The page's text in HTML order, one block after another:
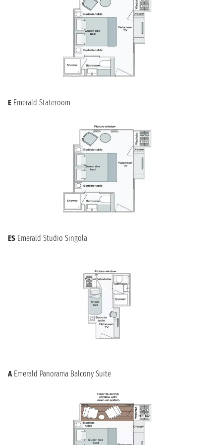
E Emerald Stateroom
ES Emerald Studio Singola
A Emerald Panorama Balcony Suite